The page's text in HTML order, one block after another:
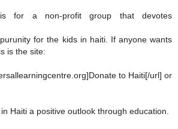
for a non-profit group that devotes
for the kids in haiti. If anyone wants
is the site:
to Haiti[/url] or
Haiti a positive outlook through education.